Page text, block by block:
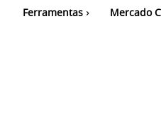
Ferramentas Mercado